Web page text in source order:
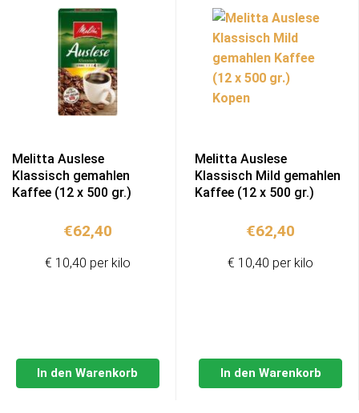
Melitta Auslese
Klassisch gemahlen
Kaffee (12 x 500 gr.)
€62,40
In den Warenkorb
€ 10,40 per kilo
Melitta Auslese
Klassisch Mild gemahlen
Kaffee (12 x 500 gr.)
€62,40
In den Warenkorb
€ 10,40 per kilo